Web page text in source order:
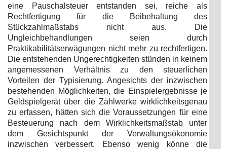
eine Pauschalsteuer entstanden sei, reiche als
Rechtfertigung für die Beibehaltung des
Stückzahlmaßstabs nicht aus. Die
Ungleichbehandlungen seien durch
Praktikabilitätserwägungen nicht mehr zu rechtfertigen.
Die entstehenden Ungerechtigkeiten stünden in keinem
angemessenen Verhältnis zu den steuerlichen
Vorteilen der Typisierung. Angesichts der inzwischen
bestehenden Möglichkeiten, die Einspielergebnisse je
Geldspielgerät über die Zählwerke wirklichkeitsgenau
zu erfassen, hätten sich die Voraussetzungen für eine
Besteuerung nach dem Wirklichkeitsmaßstab unter
dem Gesichtspunkt der Verwaltungsökonomie
inzwischen verbessert. Ebenso wenig könne die